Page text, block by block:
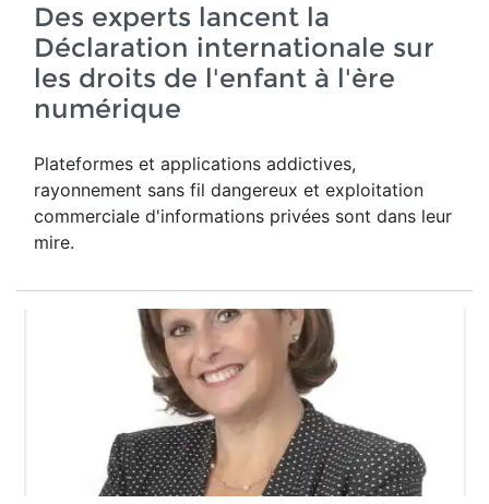
Des experts lancent la
Déclaration internationale sur
les droits de l'enfant à l'ère
numérique
Plateformes et applications addictives,
rayonnement sans fil dangereux et exploitation
commerciale d'informations privées sont dans leur
mire.